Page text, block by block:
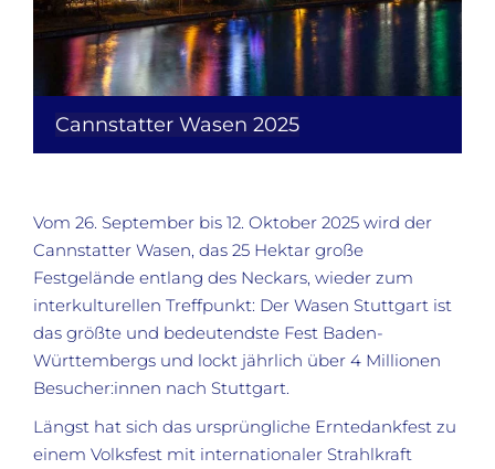
Cannstatter Wasen 2025
Vom 26. September bis 12. Oktober 2025 wird der
Cannstatter Wasen, das 25 Hektar große
Festgelände entlang des Neckars, wieder zum
interkulturellen Treffpunkt: Der Wasen Stuttgart ist
das größte und bedeutendste Fest Baden-
Württembergs und lockt jährlich über 4 Millionen
Besucher:innen nach Stuttgart.
Längst hat sich das ursprüngliche Erntedankfest zu
einem Volksfest mit internationaler Strahlkraft